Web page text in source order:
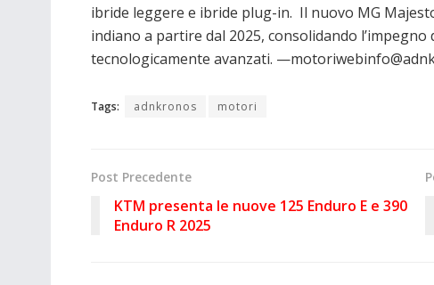
ibride leggere e ibride plug-in. Il nuovo MG
indiano a partire dal 2025, consolidando
tecnologicamente avanzati.
Tags: adnkronos motori
Post Precedente
KTM presenta le nuove 125 Enduro E e 390
Enduro R 2025